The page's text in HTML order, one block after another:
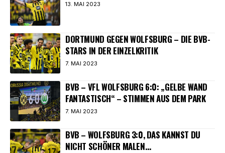
13. MAI 2023
DORTMUND GEGEN WOLFSBURG – DIE BVB-
STARS IN DER EINZELKRITIK
7. MAI 2023
BVB – VFL WOLFSBURG 6:0: „GELBE WAND
FANTASTISCH“ – STIMMEN AUS DEM PARK
7. MAI 2023
BVB – WOLFSBURG 3:0, DAS KANNST DU
NICHT SCHÖNER MALEN…